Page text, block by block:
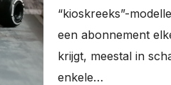
“kioskreeks”-
een abonnement
krijgt, meestal in
enkele…